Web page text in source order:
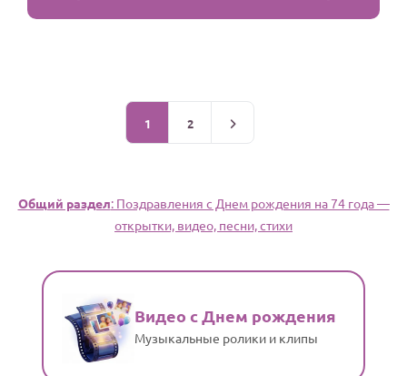
1 2
Общий раздел: Поздравления c Днем рождения на 74 года —
открытки, видео, песни, стихи
Видео с Днем рождения
Музыкальные ролики и клипы